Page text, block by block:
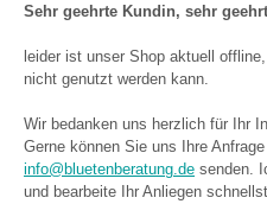
Sehr geehrte Kundin, sehr
leider ist unser Shop aktuell
nicht genutzt werden kann.
Wir bedanken uns herzlich für Ihr
Gerne können Sie uns Ihre
info@bluetenberatung.de senden.
und bearbeite Ihr Anliegen